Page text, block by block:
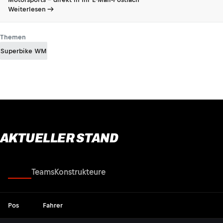
Weiterlesen
Themen
Superbike WM
AKTUELLER STAND
TeamsKonstrukteure
Pos Fahrer